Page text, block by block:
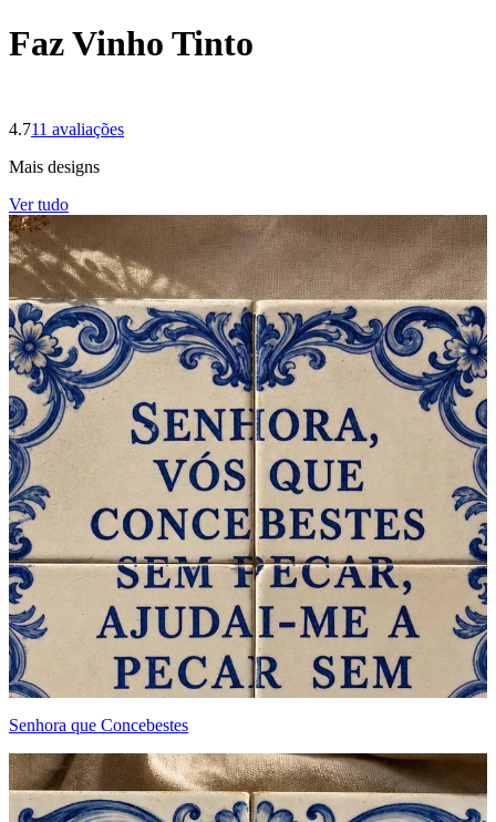
Faz Vinho Tinto
4.711 avaliações
Mais designs
Ver tudo
Senhora que Concebestes